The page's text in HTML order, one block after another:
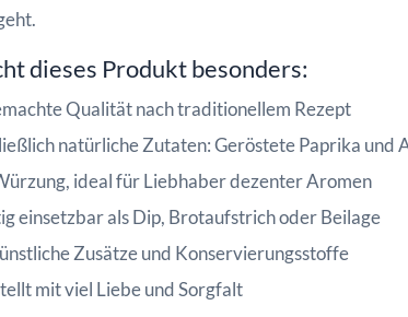
dieses Produkt besonders:
Qualität nach traditionellem Rezept
natürliche Zutaten: Geröstete Paprika und
ideal für Liebhaber dezenter Aromen
einsetzbar als Dip, Brotaufstrich oder Beilage
Zusätze und Konservierungsstoffe
mit viel Liebe und Sorgfalt